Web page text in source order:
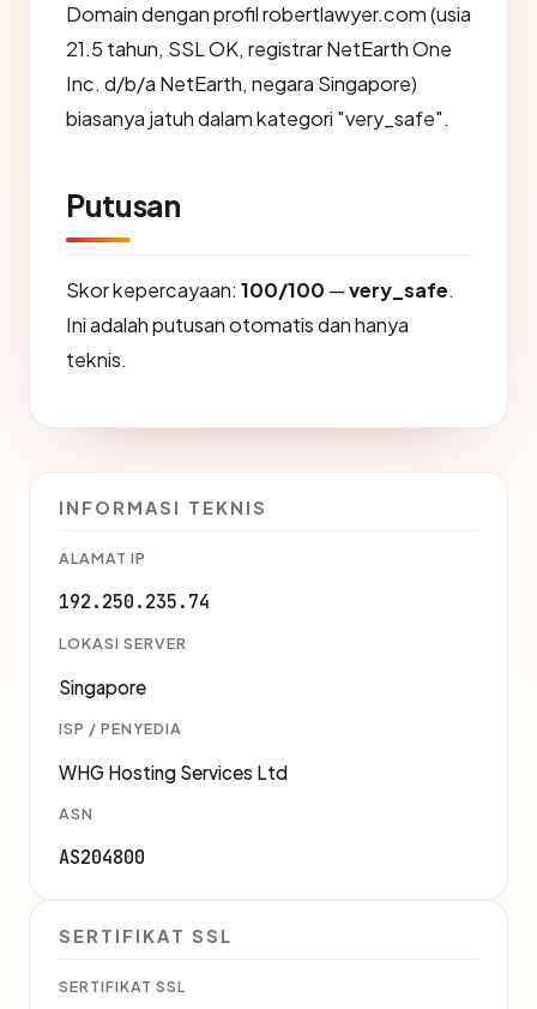
Domain dengan profil robertlawyer.com (usia
21.5 tahun, SSL OK, registrar NetEarth One
Inc. d/b/a NetEarth, negara Singapore)
biasanya jatuh dalam kategori "very_safe".
Putusan
Skor kepercayaan: 100/100 —very_safe.
Ini adalah putusan otomatis dan hanya
teknis.
INFORMASI TEKNIS
ALAMAT IP
192.250.235.74
LOKASI SERVER
Singapore
ISP / PENYEDIA
WHG Hosting Services Ltd
ASN
AS204800
SERTIFIKAT SSL
SERTIFIKAT SSL